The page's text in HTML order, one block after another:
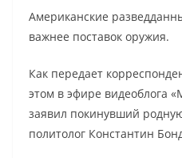
Американские
важнее поставок оружия.
Как передает
этом в эфире видеоблога
заявил покинувший
политолог Константин